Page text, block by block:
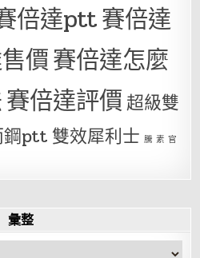
倍達ptt賽倍達
價賽倍達怎麼
賽倍達評價超級雙
鋼ptt 雙效犀利士 騰 素 官
彙整